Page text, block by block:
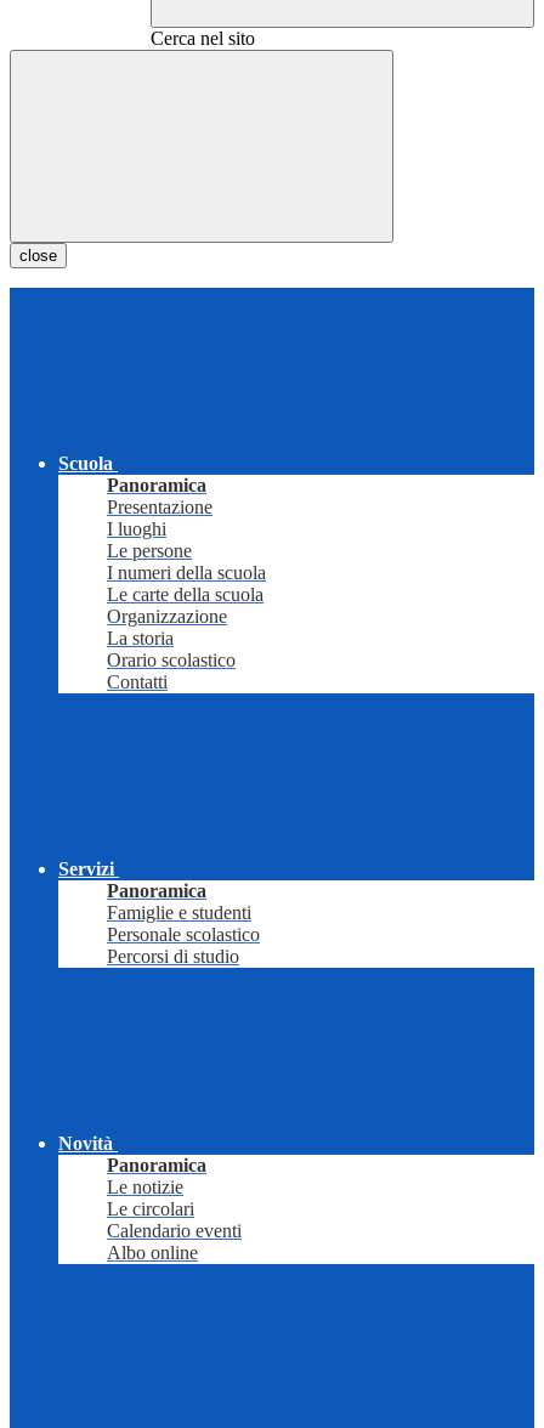
Cerca nel sito
close
Scuola
Panoramica
Presentazione
I luoghi
Le persone
I numeri della scuola
Le carte della scuola
Organizzazione
La storia
Orario scolastico
Contatti
Servizi
Panoramica
Famiglie e studenti
Personale scolastico
Percorsi di studio
Novità
Panoramica
Le notizie
Le circolari
Calendario eventi
Albo online